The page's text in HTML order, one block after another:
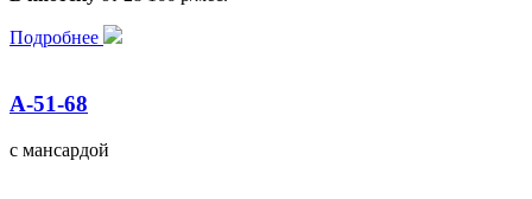
Подробнее
А-51-68
с мансардой